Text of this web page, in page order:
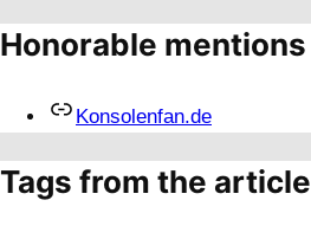
Honorable mentions
Konsolenfan.de
Tags from the article